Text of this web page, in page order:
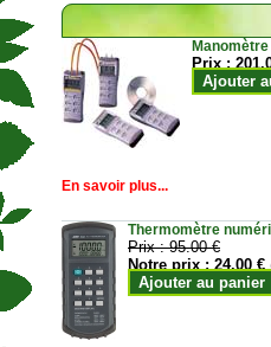
Prix :
Ajouter
En savoir plus...
Thermomètre
Prix :95.00 €
Notre prix :24.00 €
Ajouter au panier